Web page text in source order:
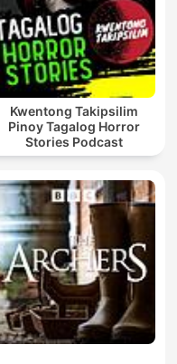
Kwentong Takipsilim
Pinoy Tagalog Horror
Stories Podcast